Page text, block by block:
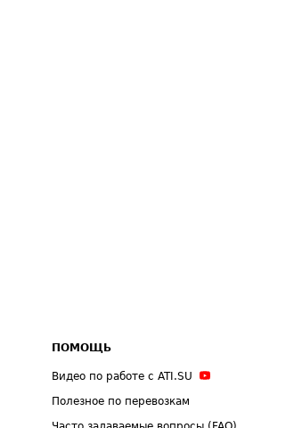
ПОМОЩЬ
Видео по работе с ATI.SU
Полезное по перевозкам